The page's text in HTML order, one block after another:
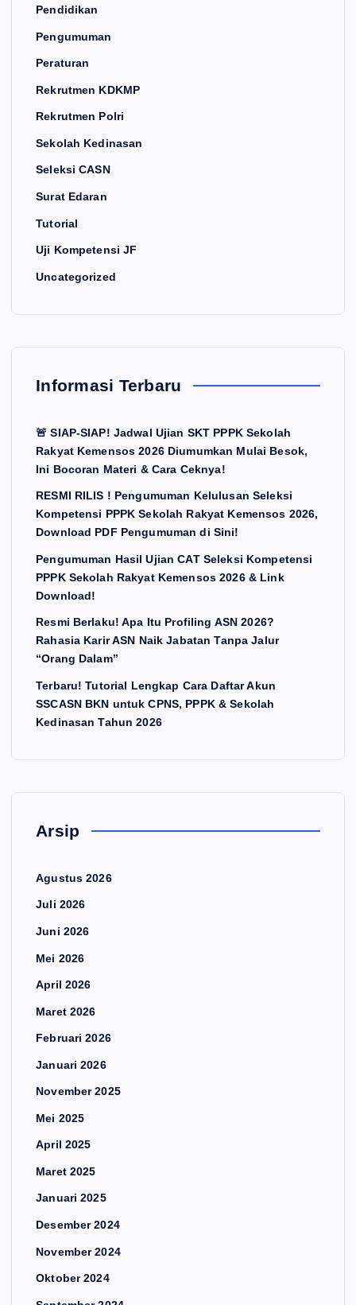
Pendidikan
Pengumuman
Peraturan
Rekrutmen KDKMP
Rekrutmen Polri
Sekolah Kedinasan
Seleksi CASN
Surat Edaran
Tutorial
Uji Kompetensi JF
Uncategorized
Informasi Terbaru
🚨 SIAP-SIAP! Jadwal Ujian SKT PPPK Sekolah
Rakyat Kemensos 2026 Diumumkan Mulai Besok,
Ini Bocoran Materi & Cara Ceknya!
RESMI RILIS ! Pengumuman Kelulusan Seleksi
Kompetensi PPPK Sekolah Rakyat Kemensos 2026,
Download PDF Pengumuman di Sini!
Pengumuman Hasil Ujian CAT Seleksi Kompetensi
PPPK Sekolah Rakyat Kemensos 2026 & Link
Download!
Resmi Berlaku! Apa Itu Profiling ASN 2026?
Rahasia Karir ASN Naik Jabatan Tanpa Jalur
“Orang Dalam”
Terbaru! Tutorial Lengkap Cara Daftar Akun
SSCASN BKN untuk CPNS, PPPK & Sekolah
Kedinasan Tahun 2026
Arsip
Agustus 2026
Juli 2026
Juni 2026
Mei 2026
April 2026
Maret 2026
Februari 2026
Januari 2026
November 2025
Mei 2025
April 2025
Maret 2025
Januari 2025
Desember 2024
November 2024
Oktober 2024